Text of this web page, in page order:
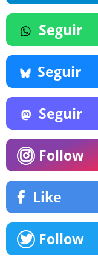
Seguir
Seguir
Seguir
Follow
Like
Follow